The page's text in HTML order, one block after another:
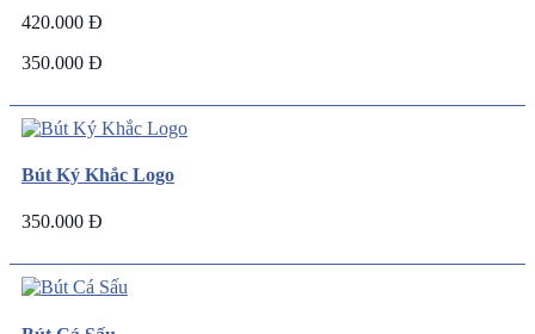
420.000 Đ
350.000 Đ
Bút Ký Khắc Logo
350.000 Đ